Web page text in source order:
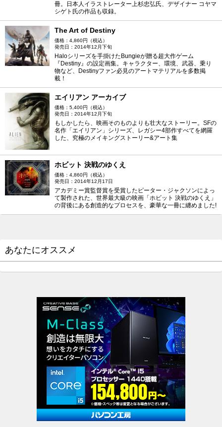
冊。日本人イラストレーター上杉忠弘氏、デザイナー コヤマ
シゲト氏の作品も収録。
The Art of Destiny
価格：4,860円（税込）
発売日：2014年12月下旬
Haloシリーズを手掛けたBungieが贈る超大作ゲーム
『Destiny』の設定画集。キャラクター、環境、武器、乗り
物など、Destinyファン必見のアートマテリアルを多数掲
載！
エイリアン アーカイブ
価格：5,400円（税込）
発売日：2014年12月下旬
もしかしたら、映画そのものよりも壮大なストーリー。SFの
名作「エイリアン」シリーズ、レガシー4部作すべてを網羅
した、究極のメイキングストーリー&アート集
ホビット 決戦のゆくえ
価格：4,860円（税込）
発売日：2014年12月17日
アカデミー賞監督賞を受賞したピーター・ジャクソンによっ
て製作された、世界最大級の映画「ホビット 決戦のゆくえ」
の背後にある創造的なプロセスを、豪華な一冊に纏めました!
あなたにオススメ